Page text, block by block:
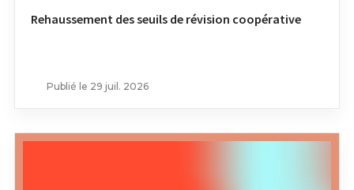
Rehaussement des seuils de révision coopérative
Publié le 29 juil. 2026